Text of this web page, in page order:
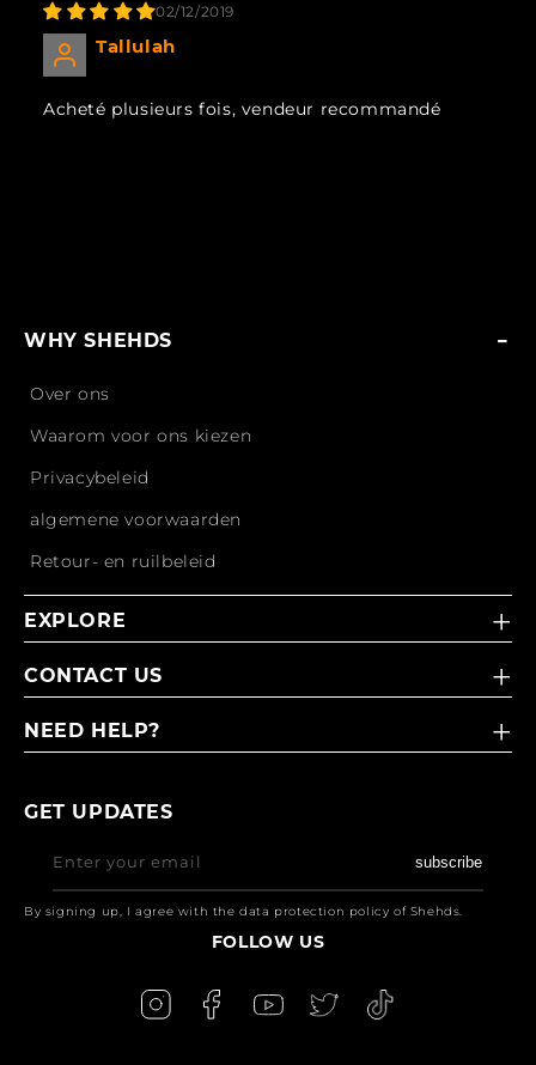
02/12/2019
Tallulah
Acheté plusieurs fois, vendeur recommandé
WHY SHEHDS
Over ons
Waarom voor ons kiezen
Privacybeleid
algemene voorwaarden
Retour- en ruilbeleid
EXPLORE
CONTACT US
NEED HELP?
GET UPDATES
Enter your email subscribe
By signing up, I agree with the data protection policy of Shehds.
FOLLOW US